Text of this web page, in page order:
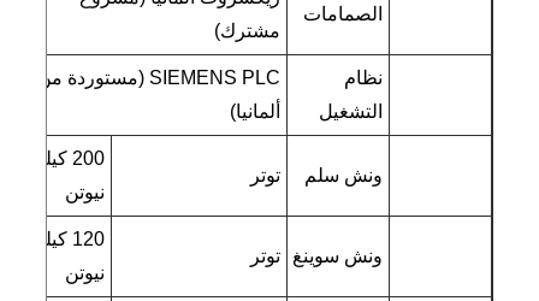
الصمامات
مشترك)
نظام
التشغيل
SIEMENS PLC (مستوردة من
ألمانيا)
ونش سلم توتر
200 كيلو
نيوتن
ونش سوينغ توتر
120 كيلو
نيوتن